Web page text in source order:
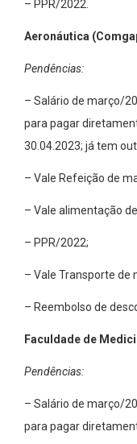
– PPR/2022.
Aeronáutica
Pendências:
– Salário de março/
para pagar
30.04.2023; já tem
– Vale Refeição de
– Vale alimentação
– PPR/2022;
– Vale Transporte de
– Reembolso de
Faculdade de
Pendências:
– Salário de março/
para pagar